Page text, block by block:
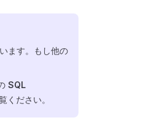
ます。もし他の
SQL
ください。